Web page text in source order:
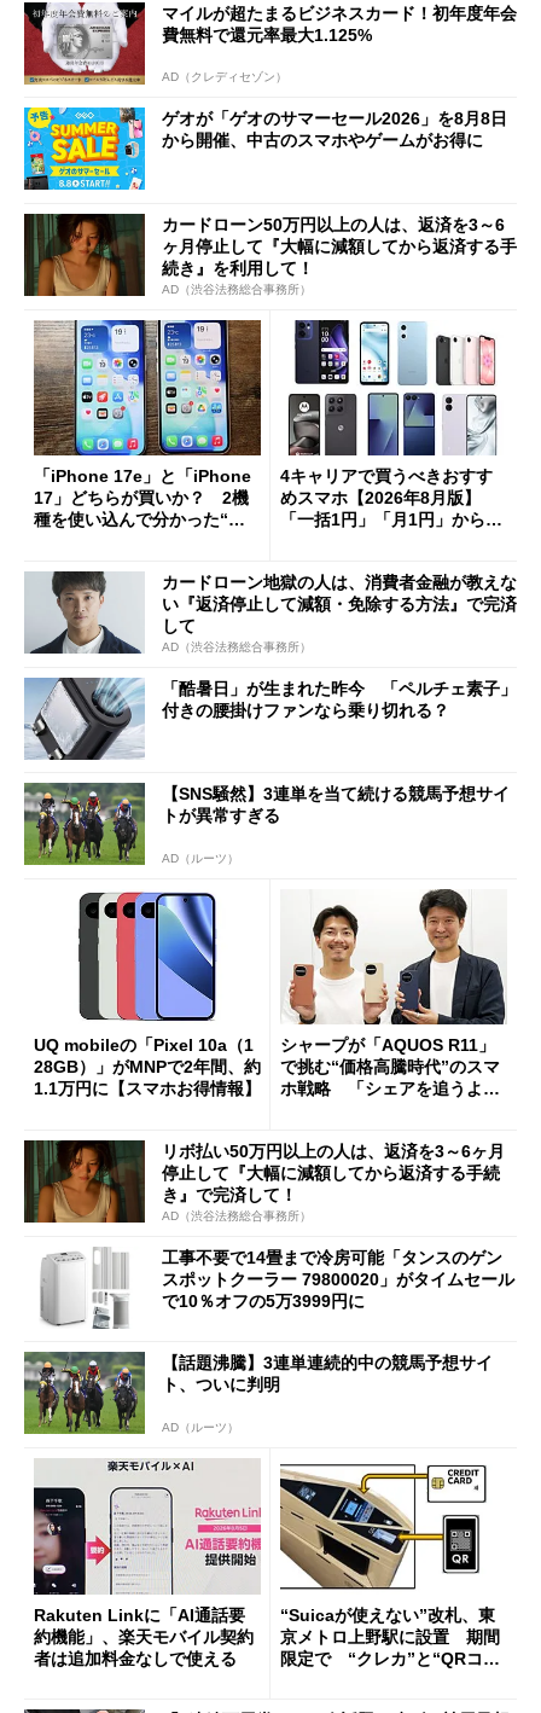
マイルが超たまるビジネスカード！初年度年会
費無料で還元率最大1.125%
AD（クレディセゾン）
ゲオが「ゲオのサマーセール2026」を8月8日
から開催、中古のスマホやゲームがお得に
カードローン50万円以上の人は、返済を3～6
ヶ月停止して『大幅に減額してから返済する手
続き』を利用して！
AD（渋谷法務総合事務所）
「iPhone 17e」と「iPhone
17」どちらが買いか？ 2機
種を使い込んで分かった“ス
4キャリアで買うべきおすす
めスマホ【2026年8月版】
「一括1円」「月1円」からお
カードローン地獄の人は、消費者金融が教えな
い『返済停止して減額・免除する方法』で完済
して
AD（渋谷法務総合事務所）
「酷暑日」が生まれた昨今 「ペルチェ素子」
付きの腰掛けファンなら乗り切れる？
【SNS騒然】3連単を当て続ける競馬予想サイ
トが異常すぎる
AD（ルーツ）
UQ mobileの「Pixel 10a（1
28GB）」がMNPで2年間、約
1.1万円に【スマホお得情報】
シャープが「AQUOS R11」
で挑む“価格高騰時代”のスマ
ホ戦略 「シェアを追うより
リボ払い50万円以上の人は、返済を3～6ヶ月
停止して『大幅に減額してから返済する手続
き』で完済して！
AD（渋谷法務総合事務所）
工事不要で14畳まで冷房可能「タンスのゲン
スポットクーラー 79800020」がタイムセール
で10％オフの5万3999円に
【話題沸騰】3連単連続的中の競馬予想サイ
ト、ついに判明
AD（ルーツ）
Rakuten Linkに「AI通話要
約機能」、楽天モバイル契約
者は追加料金なしで使える
“Suicaが使えない”改札、東
京メトロ上野駅に設置 期間
限定で “クレカ”と“QRコー